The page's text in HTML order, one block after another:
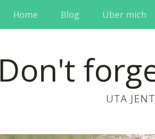
Home Blog Über mich
Don't
UTA